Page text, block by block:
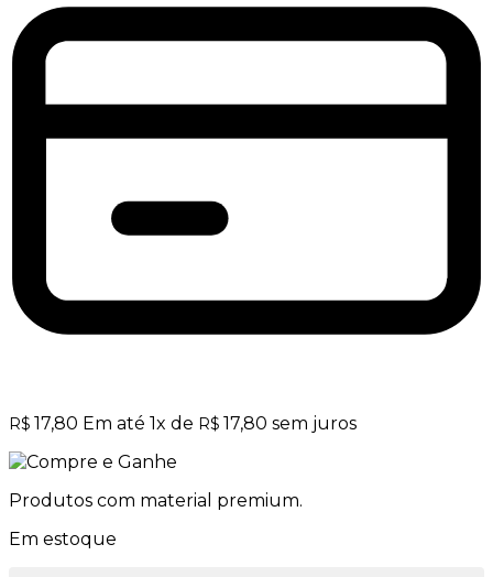
R$ 17,80 Em até 1x de R$ 17,80 sem juros
Produtos com material premium.
Em estoque